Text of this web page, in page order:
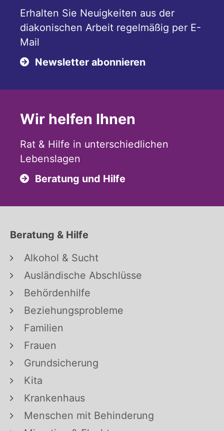
Erhalten Sie Neuigkeiten aus der
diakonischen Arbeit regelmäßig per E-
Mail
Newsletter abonnieren
Wir helfen Ihnen
Rat & Hilfe in unterschiedlichen
Lebenslagen
Beratung und Hilfe
Beratung & Hilfe
Alkohol & Sucht
Ausländische Abschlüsse
Behördenhilfe
Beziehungsprobleme
Familien
Frauen
Grundsicherung
Kita
Krankenhaus
Menschen mit Behinderung